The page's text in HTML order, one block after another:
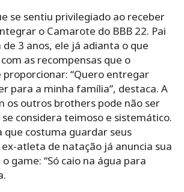
se sentiu privilegiado ao receber
o Camarote do BBB 22. Pai
3 anos, ele já adianta o que
as recompensas que o
“Quero entregar
para a minha família”, destaca. A
os outros brothers pode não ser
considera teimoso e sistemático.
que costuma guardar seus
atleta de natação já anuncia sua
game: “Só caio na água para